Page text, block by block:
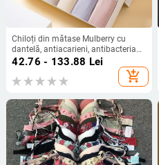
Chiloți din mătase Mulberry cu
dantelă, antiacarieni, antibacterian,
respirabil, ultra-subțiri din mătase
42.76 - 133.88 Lei
add_shopping_cart